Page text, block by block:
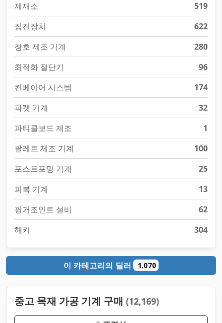
제재소
519
집진장치
622
창호 제조 기계
280
최적화 절단기
96
컨베이어 시스템
174
파켓 기계
32
파티클보드 제조
1
팔레트 제조 기계
100
포스트포밍 기계
25
피복 기계
13
핑거조인트 설비
62
해커
304
이 카테고리의 딜러 1,070
중고 목재 가공 기계 구매 (12,169)